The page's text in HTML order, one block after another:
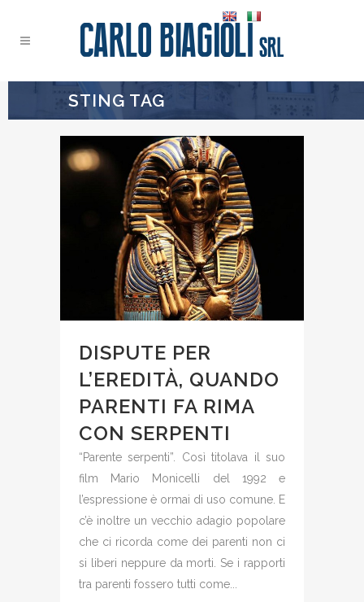
STING TAG
DISPUTE PER
L’EREDITÀ, QUANDO
PARENTI FA RIMA
CON SERPENTI
“Parente serpenti”. Così titolava il suo
film Mario Monicelli del 1992 e
l’espressione è ormai di uso comune. E
c’è inoltre un vecchio adagio popolare
che ci ricorda come dei parenti non ci
si liberi neppure da morti. Se i rapporti
tra parenti fossero tutti come...